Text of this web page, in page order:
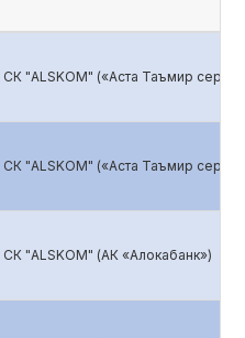
"ALSKOM" («Аста Таъмир
"ALSKOM" («Аста Таъмир
"ALSKOM" (АК «Алокабанк»)